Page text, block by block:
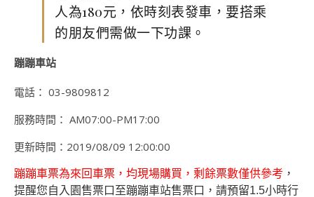
人為180元，依時刻表發車，要搭乘
的朋友們需做一下功課。
蹦蹦車站
電話： 03-9809812
服務時間： AM07:00-PM17:00
更新時間：2019/08/09 12:00:00
蹦蹦車票為來回車票，均現場購買，剩餘票數僅供參考 ，
提醒您自入園售票口至蹦蹦車站售票口，請預留1.5小時行